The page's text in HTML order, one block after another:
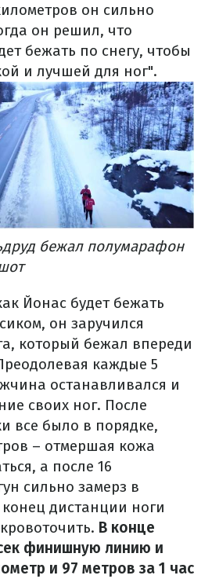
он сильно
он решил, что
бежать по снегу, чтобы
и лучшей для ног".
бежал полумарафон
Йонас будет бежать
он заручился
который бежал впереди
каждые 5
останавливался и
своих ног. После
все было в порядке,
– отмершая кожа
а после 16
сильно замерз в
дистанции ноги
В конце
финишную линию и
и 97 метров за 1 час